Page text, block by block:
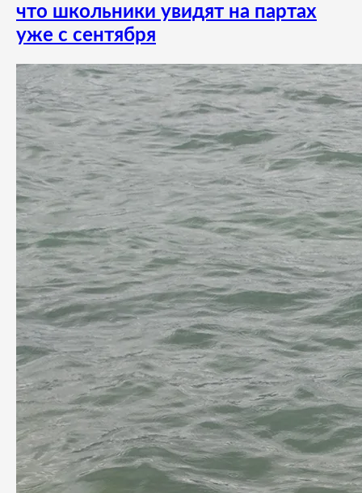
что школьники увидят на партах
уже с сентября